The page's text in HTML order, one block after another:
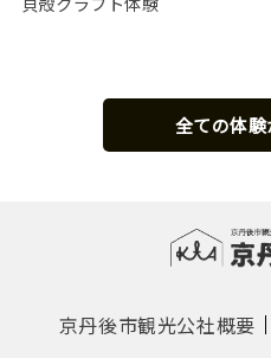
全ての体
京丹後市観光公社概要